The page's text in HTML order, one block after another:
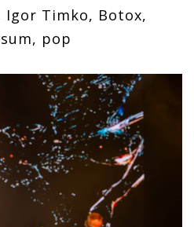
Igor Timko, Botox,
pop